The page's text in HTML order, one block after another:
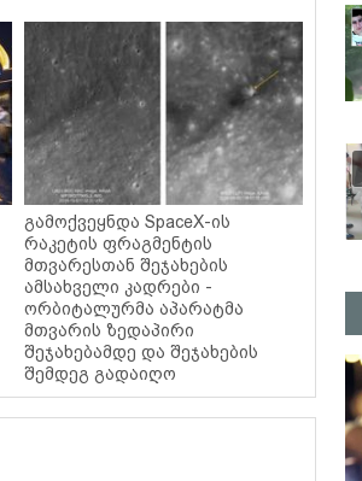
გამოქვეყნდა SpaceX-ის
რაკეტის ფრაგმენტის
მთვარესთან შეჯახების
ამსახველი კადრები -
ორბიტალურმა აპარატმა
მთვარის ზედაპირი
შეჯახებამდე და შეჯახების
შემდეგ გადაიღო